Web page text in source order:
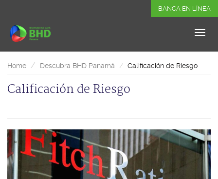
BANCA EN LÍNEA
Home Descubra BHD Panamá Calificación de Riesgo
Calificación de Riesgo